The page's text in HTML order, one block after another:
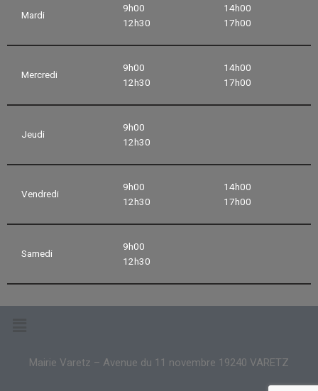
Mardi
9h00
12h30
14h00
17h00
Mercredi
9h00
12h30
14h00
17h00
Jeudi
9h00
12h30
Vendredi
9h00
12h30
14h00
17h00
Samedi
9h00
12h30
Mairie Varetz – Avenue du 11 novembre 19240 VARETZ